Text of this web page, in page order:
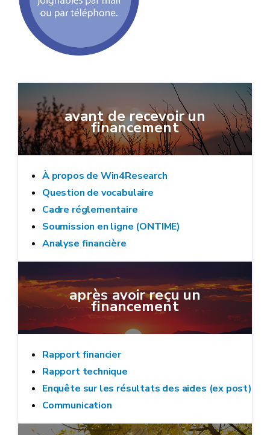
avant de recevoir un
financement
À propos de Win4Research
Question de vocabulaire
Cadre réglementaire
Soumission en ligne (ONTIME)
Analyse financière
après avoir reçu un
financement
Rapport financier
Rapport technique
Enquête sur les résultats des aides (ex post)
Communication